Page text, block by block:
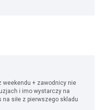
weekendu + zawodnicy nie
i imo wystarczy na
na siłe z pierwszego skladu